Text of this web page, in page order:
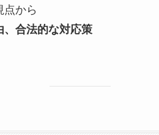
から
合法的な対応策